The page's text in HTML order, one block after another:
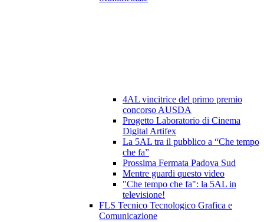
4AL vincitrice del primo premio
concorso AUSDA
Progetto Laboratorio di Cinema
Digital Artifex
La 5AL tra il pubblico a “Che tempo
che fa”
Prossima Fermata Padova Sud
Mentre guardi questo video
"Che tempo che fa": la 5AL in
televisione!
FLS Tecnico Tecnologico Grafica e
Comunicazione